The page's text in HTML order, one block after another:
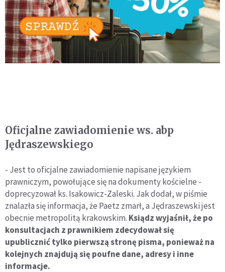
Oficjalne zawiadomienie ws. abp
Jędraszewskiego
- Jest to oficjalne zawiadomienie napisane językiem
prawniczym, powołujące się na dokumenty kościelne -
doprecyzował ks. Isakowicz-Zaleski. Jak dodał, w piśmie
znalazła się informacja, że Paetz zmarł, a Jędraszewski jest
obecnie metropolitą krakowskim. Ksiądz wyjaśnił, że po
konsultacjach z prawnikiem zdecydował się
upublicznić tylko pierwszą stronę pisma, ponieważ na
kolejnych znajdują się poufne dane, adresy i inne
informacje.